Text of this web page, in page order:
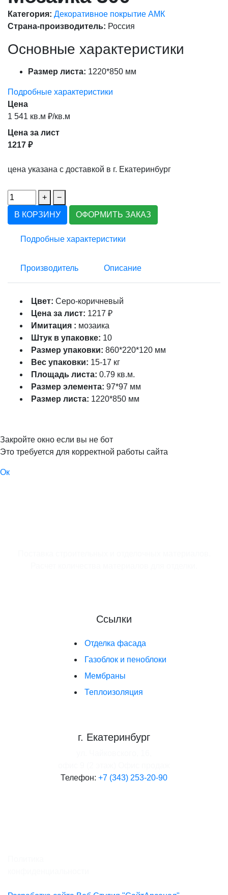
Категория: Декоративное покрытие АМК
Страна-производитель: Россия
Основные характеристики
Размер листа: 1220*850 мм
Подробные характеристики
Цена
1 541 кв.м ₽/кв.м
Цена за лист
1217 ₽
цена указана с доставкой в г. Екатеринбург
+
−
В КОРЗИНУ
ОФОРМИТЬ ЗАКАЗ
Подробные характеристики
Производитель Описание
Цвет: Серо-коричневый
Цена за лист: 1217 ₽
Имитация : мозаика
Штук в упаковке: 10
Размер упаковки: 860*220*120 мм
Вес упаковки: 15-17 кг
Площадь листа: 0.79 кв.м.
Размер элемента: 97*97 мм
Размер листа: 1220*850 мм
Закройте окно если вы не бот
Это требуется для корректной работы сайта
Ок
Ссылки
Отделка фасада
Газоблок и пеноблоки
Мембраны
Теплоизоляция
г. Екатеринбург
Телефон: +7 (343) 253-20-90